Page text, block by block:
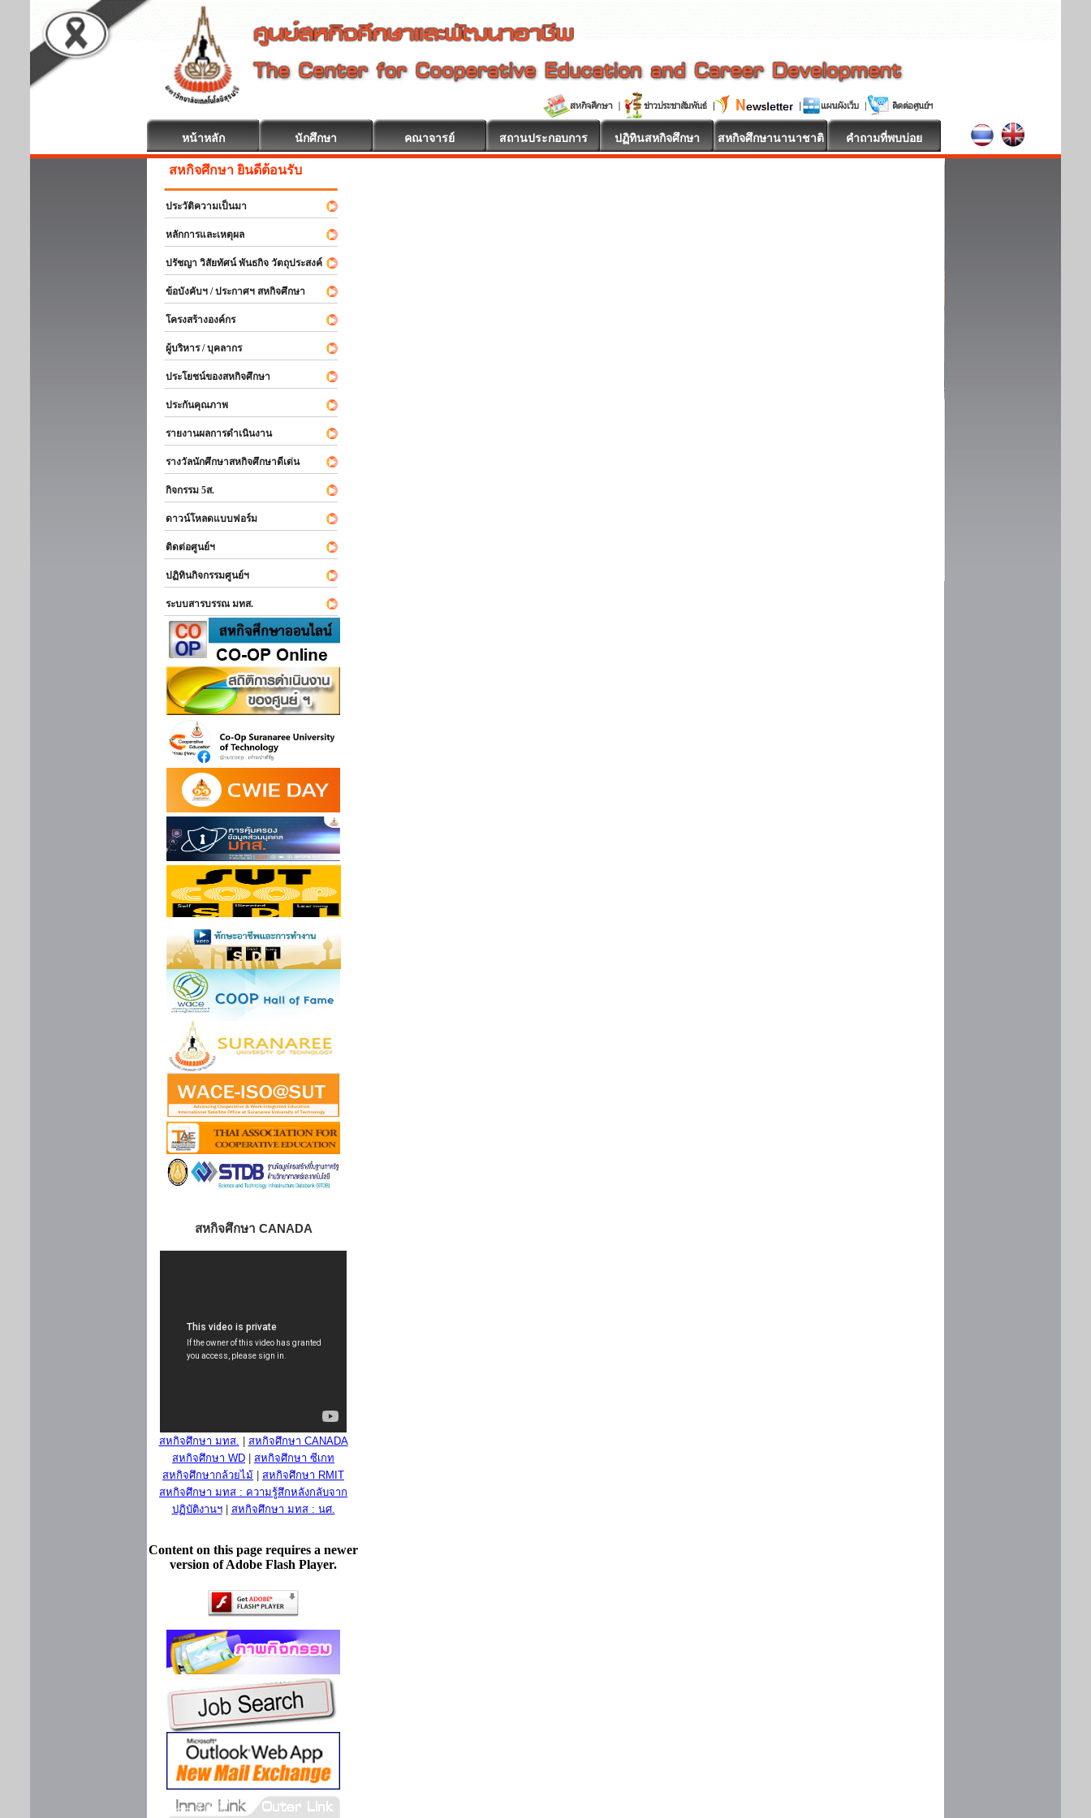
หน้าหลัก นักศึกษา คณาจารย์ สถานประกอบการ ปฏิทินสหกิจศึกษา สหกิจศึกษานานาชาติ คำถามที่พบบ่อย
สหกิจศึกษา ยินดีต้อนรับ
ประวัติความเป็นมา
หลักการและเหตุผล
ปรัชญา วิสัยทัศน์ พันธกิจ วัตถุประสงค์
ข้อบังคับฯ / ประกาศฯ สหกิจศึกษา
โครงสร้างองค์กร
ผู้บริหาร / บุคลากร
ประโยชน์ของสหกิจศึกษา
ประกันคุณภาพ
รายงานผลการดำเนินงาน
รางวัลนักศึกษาสหกิจศึกษาดีเด่น
กิจกรรม 5ส.
ดาวน์โหลดแบบฟอร์ม
ติดต่อศูนย์ฯ
ปฏิทินกิจกรรมศูนย์ฯ
ระบบสารบรรณ มทส.
สหกิจศึกษา CANADA
สหกิจศึกษา มทส.
สหกิจศึกษา CANADA
สหกิจศึกษา WD
สหกิจศึกษา ซีเกท
สหกิจศึกษากล้วยไม้
สหกิจศึกษา RMIT
สหกิจศึกษา มทส : ความรู้สึกหลังกลับจาก
ปฏิบัติงานฯ| สหกิจศึกษา มทส : นศ.
Content on this page requires a newer
version of Adobe Flash Player.